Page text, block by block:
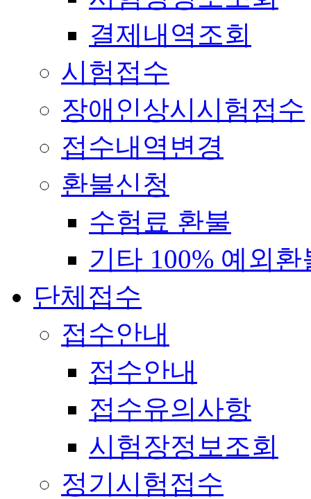
결제내역조회
시험접수
장애인상시시험접수
접수내역변경
환불신청
수험료 환불
기타 100% 예외환
단체접수
접수안내
접수안내
접수유의사항
시험장정보조회
정기시험접수